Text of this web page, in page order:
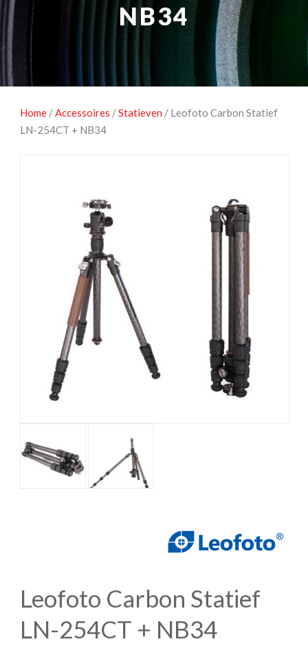
NB34
Home /Accessoires /Statieven / Leofoto Carbon Statief
LN-254CT + NB34
Leofoto Carbon Statief
LN-254CT + NB34